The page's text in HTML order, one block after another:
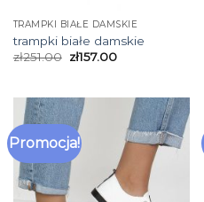
TRAMPKI BIAŁE DAMSKIE
trampki białe damskie
zł251.00 zł157.00
Promocja!